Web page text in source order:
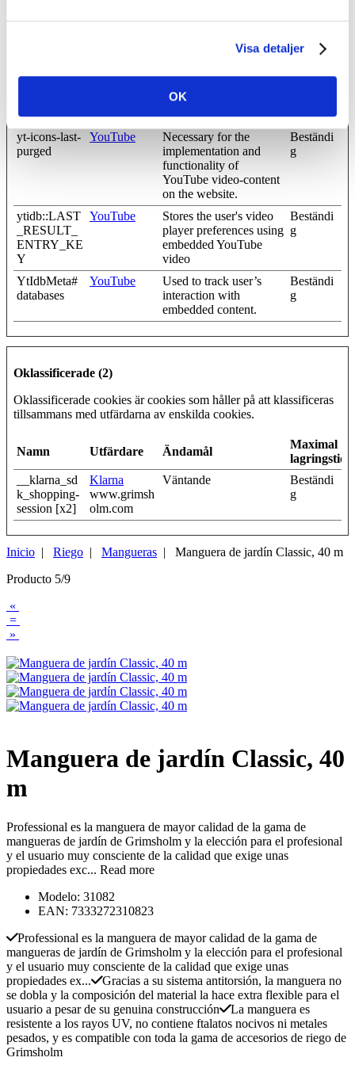
Visa detaljer
OK
NFO1_LIV
users' bandwidth on
YouTube videos.
dagar
videos from YouTube
the user has seen.
yt-icons-last-
purged
YouTube
Necessary for the
implementation and
functionality of
YouTube video-content
on the website.
Beständi
g
ytidb::LAST
_RESULT_
ENTRY_KE
Y
YouTube
Stores the user's video
player preferences using
embedded YouTube
video
Beständi
g
YtIdbMeta#
databases
YouTube
Used to track user’s
interaction with
embedded content.
Beständi
g
Oklassificerade (2)
Oklassificerade cookies är cookies som håller på att klassificeras
tillsammans med utfärdarna av enskilda cookies.
Namn Utfärdare Ändamål
Maximal
lagringstid
__klarna_sd
k_shopping-
session [x2]
Klarna
www.grimsh
olm.com
Väntande
Beständi
g
Inicio | Riego | Mangueras | Manguera de jardín Classic, 40 m
Producto 5/9
«
=
»
Manguera de jardín Classic, 40
m
Professional es la manguera de mayor calidad de la gama de
mangueras de jardín de Grimsholm y la elección para el profesional
y el usuario muy consciente de la calidad que exige unas
propiedades exc... Read more
Modelo: 31082
EAN: 7333272310823
Professional es la manguera de mayor calidad de la gama de
mangueras de jardín de Grimsholm y la elección para el profesional
y el usuario muy consciente de la calidad que exige unas
propiedades ex...
Gracias a su sistema antitorsión, la manguera no
se dobla y la composición del material la hace extra flexible para el
usuario a pesar de su genuina construcción
La manguera es
resistente a los rayos UV, no contiene ftalatos nocivos ni metales
pesados, y es compatible con toda la gama de accesorios de riego de
Grimsholm